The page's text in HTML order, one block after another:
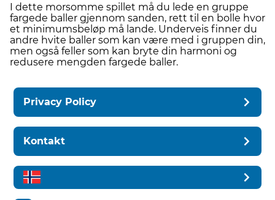
I dette morsomme spillet må du lede en gruppe
fargede baller gjennom sanden, rett til en bolle hvor
et minimumsbeløp må lande. Underveis finner du
andre hvite baller som kan være med i gruppen din,
men også feller som kan bryte din harmoni og
redusere mengden fargede baller.
Privacy Policy
Kontakt